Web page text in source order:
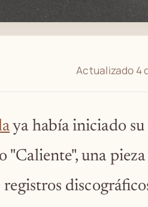
Actualizado 4
ya había iniciado
"Caliente", una